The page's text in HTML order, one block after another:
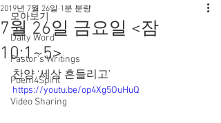
모아보기
Daily Word
Pastor's Writings
Poem4Spirit
Video Sharing
7월 26일 금요일 <잠
10:1~5>
2019년 7월 26일 1분 분량
찬양 ‘세상 흔들리고’
https://youtu.be/op4Xg5OuHuQ